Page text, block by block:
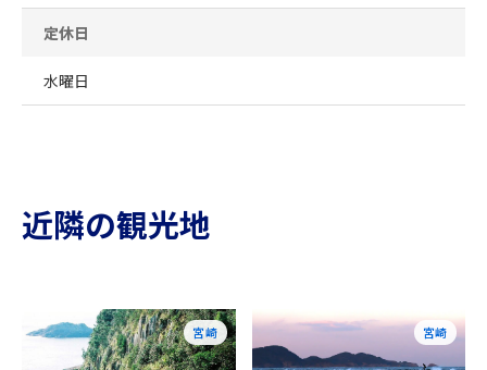
定休日
水曜日
近隣の観光地
宮崎 宮崎